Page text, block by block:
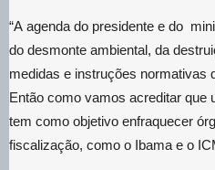
“A agenda do presidente e do
do desmonte ambiental, da
medidas e instruções normativas
Então como vamos acreditar que
tem como objetivo enfraquecer
fiscalização, como o Ibama e o